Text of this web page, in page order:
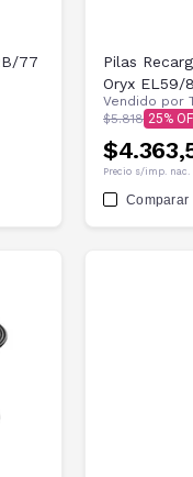
77
Pilas
Oryx EL59/
Vendido por
$5.818 25
Precio s/imp. nac.
Comparar